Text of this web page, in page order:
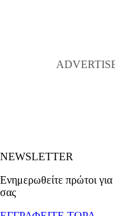
NEWSLETTER
Ενημερωθείτε πρώτοι
σας